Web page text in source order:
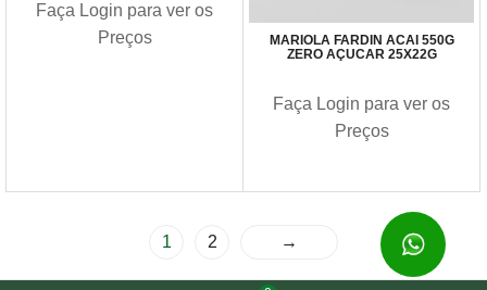
Faça Login para ver os
Preços
MARIOLA FARDIN ACAI 550G
ZERO AÇUCAR 25X22G
Faça Login para ver os
Preços
1 2 →